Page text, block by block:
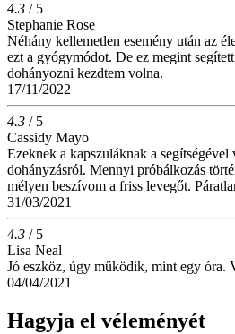
4.3 / 5
Stephanie Rose
Néhány kellemetlen esemény után az
ezt a gyógymódot. De ez megint
dohányozni kezdtem volna.
17/11/2022
4.3 / 5
Cassidy Mayo
Ezeknek a kapszuláknak a
dohányzásról. Mennyi próbálkozás
mélyen beszívom a friss levegőt.
31/03/2021
4.3 / 5
Lisa Neal
Jó eszköz, úgy működik, mint egy óra.
04/04/2021
Hagyja el véleményét